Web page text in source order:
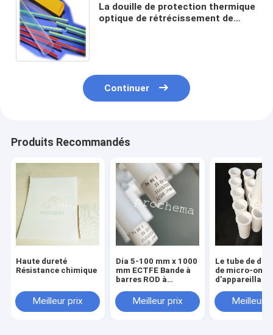
La douille de protection thermique
optique de rétrécissement de
Continuer
Produits Recommandés
Haute dureté
Résistance chimique
Meilleur prix
Dia 5-100 mm x 1000
mm ECTFE Bande à
barres ROD à
anticorrosion
Meilleur prix
Le tube de
de micro-onde
d'appareillage
de tube de
de Ptfe a
Meilleur